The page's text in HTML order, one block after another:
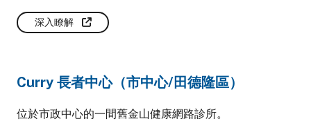
深入瞭解
Curry 長者中心（市中心/田德隆區）
位於市政中心的一間舊金山健康網路診所。